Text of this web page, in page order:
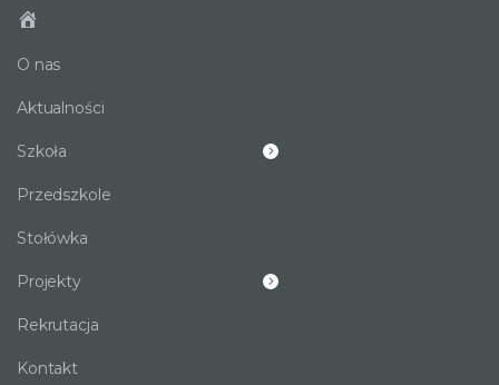
O nas
Aktualności
Szkoła
Przedszkole
Stołówka
Projekty
Rekrutacja
Kontakt